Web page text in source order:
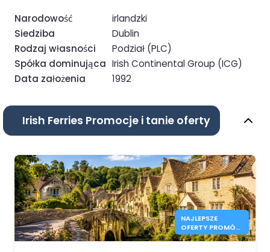
Narodowość
irlandzki
Siedziba
Dublin
Rodzaj własności
Podział (PLC)
Spółka dominująca Irish Continental Group (ICG)
Data założenia
1992
Irish Ferries Promocje i tanie oferty
NAJLEPSZE
OFERTY PROMÓW
DO ANGLII W